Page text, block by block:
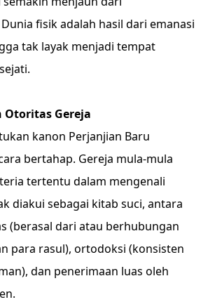
fisik adalah hasil dari emanasi
tak layak menjadi tempat
Otoritas Gereja
kanon Perjanjian Baru
bertahap. Gereja mula-mula
tertentu dalam mengenali
diakui sebagai kitab suci, antara
(berasal dari atau berhubungan
para rasul), ortodoksi (konsisten
dan penerimaan luas oleh